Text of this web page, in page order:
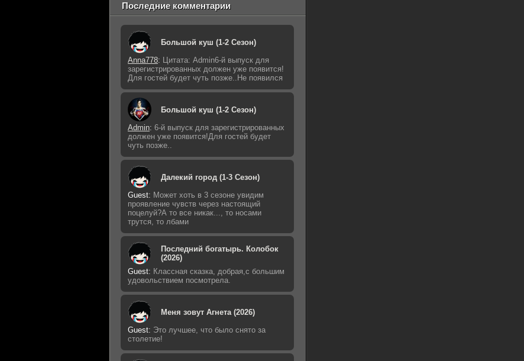
Последние комментарии
Большой куш (1-2 Сезон)
Anna778: Цитата: Admin6-й выпуск для
зарегистрированных должен уже появится!
Для гостей будет чуть позже..Не появился
Большой куш (1-2 Сезон)
Admin: 6-й выпуск для зарегистрированных
должен уже появится!Для гостей будет
чуть позже..
Далекий город (1-3 Сезон)
Guest: Может хоть в 3 сезоне увидим
проявление чувств через настоящий
поцелуй?А то все никак..., то носами
трутся, то лбами
Последний богатырь. Колобок
(2026)
Guest: Классная сказка, добрая,с большим
удовольствием посмотрела.
Меня зовут Агнета (2026)
Guest: Это лучшее, что было снято за
столетие!